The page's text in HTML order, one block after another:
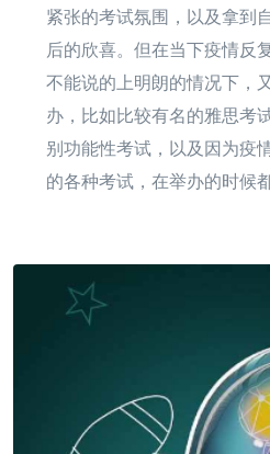
紧张的考试氛围，以及拿到
后的欣喜。但在当下疫情反
不能说的上明朗的情况下，
办，比如比较有名的雅思考
别功能性考试，以及因为疫
的各种考试，在举办的时候